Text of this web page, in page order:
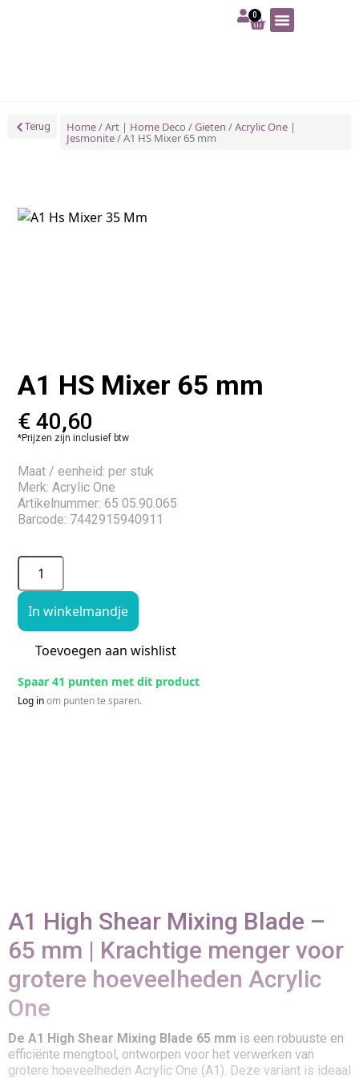
0
Terug Home/Art | Home Deco /Gieten /Acrylic One |
Jesmonite/ A1 HS Mixer 65 mm
A1 HS Mixer 65 mm
€ 40,60
*Prijzen zijn inclusief btw
Maat / eenheid: per stuk
Merk: Acrylic One
Artikelnummer: 65 05.90.065
Barcode: 7442915940911
In winkelmandje
Toevoegen aan wishlist
Spaar 41 punten met dit product
Log inom punten te sparen.
A1 High Shear Mixing Blade –
65 mm | Krachtige menger voor
grotere hoeveelheden Acrylic
One
De A1 High Shear Mixing Blade 65 mm is een robuuste en
efficiënte mengtool, ontworpen voor het verwerken van
grotere hoeveelheden Acrylic One (A1). Deze variant is ideaal